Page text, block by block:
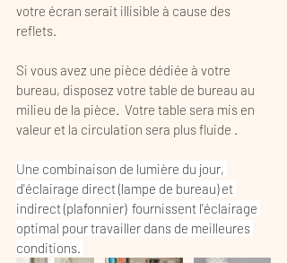
votre écran serait illisible à cause des
reflets.
Si vous avez une pièce dédiée à votre
bureau, disposez votre table de bureau au
milieu de la pièce.  Votre table sera mis en
valeur et la circulation sera plus fluide .
Une combinaison de lumière du jour,
d'éclairage direct (lampe de bureau) et
indirect (plafonnier)  fournissent l'éclairage
optimal pour travailler dans de meilleures
conditions.